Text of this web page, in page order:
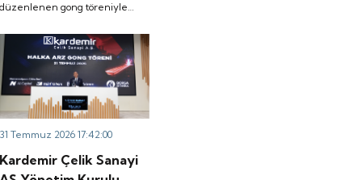
gong töreniyle 'QUICK'
başladı.
düzenlenen gong töreniyle
başladı.
31 Temmuz 2026 17:42:00
Kardemir Çelik Sanayi